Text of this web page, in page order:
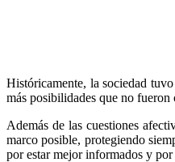
Históricamente, la sociedad
más posibilidades que no fueron
Además de las cuestiones
marco posible, protegiendo
por estar mejor informados y